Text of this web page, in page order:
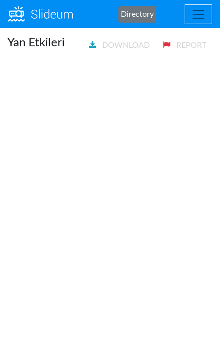
Directory
Yan Etkileri DOWNLOAD REPORT